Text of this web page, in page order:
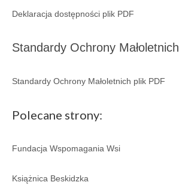
Deklaracja dostępności plik PDF
Standardy Ochrony Małoletnich
Standardy Ochrony Małoletnich plik PDF
Polecane strony:
Fundacja Wspomagania Wsi
Książnica Beskidzka